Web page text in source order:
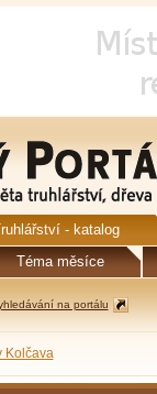
- katalog
Téma měsíce
na portálu
Kolčava